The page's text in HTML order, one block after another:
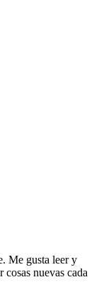
Me gusta leer y
nuevas cada